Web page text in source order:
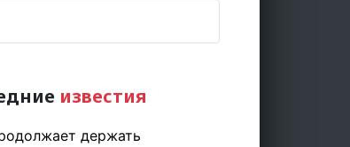
известия
держать